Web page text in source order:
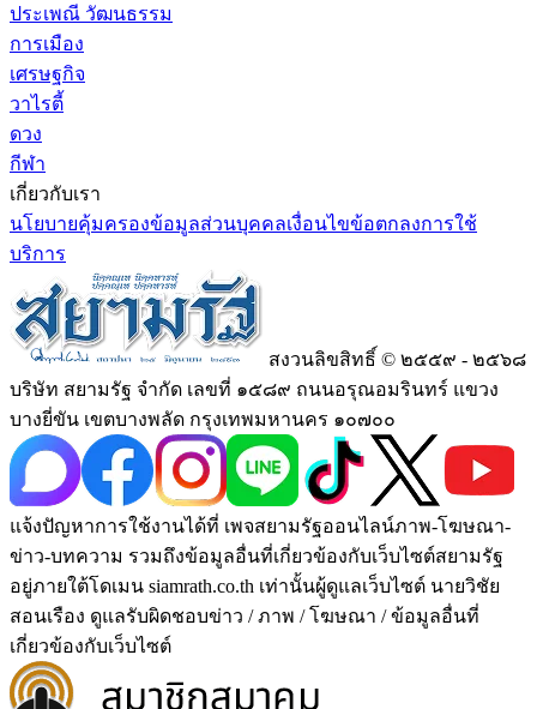
ประเพณี วัฒนธรรม
การเมือง
เศรษฐกิจ
วาไรตี้
ดวง
กีฬา
เกี่ยวกับเรา
นโยบายคุ้มครองข้อมูลส่วนบุคคลเงื่อนไขข้อตกลงการใช้
บริการ
สงวนลิขสิทธิ์ © ๒๕๕๙ - ๒๕๖๘
บริษัท สยามรัฐ จำกัด เลขที่ ๑๕๘๙ ถนนอรุณอมรินทร์ แขวง
บางยี่ขัน เขตบางพลัด กรุงเทพมหานคร ๑๐๗๐๐
แจ้งปัญหาการใช้งานได้ที่ เพจสยามรัฐออนไลน์ภาพ-โฆษณา-
ข่าว-บทความ รวมถึงข้อมูลอื่นที่เกี่ยวข้องกับเว็บไซต์สยามรัฐ
อยู่ภายใต้โดเมน siamrath.co.th เท่านั้นผู้ดูแลเว็บไซต์ นายวิชัย
สอนเรือง ดูแลรับผิดชอบข่าว / ภาพ / โฆษณา / ข้อมูลอื่นที่
เกี่ยวข้องกับเว็บไซต์